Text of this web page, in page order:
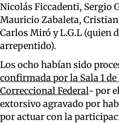
Nicolás Ficcadenti, Sergio
Mauricio Zabaleta,
Carlos Miró y L.G.L (quien
arrepentido).
Los ocho habían sido
confirmada por la Sala 1
Correccional Federal- por
extorsivo agravado por
por actuar con la